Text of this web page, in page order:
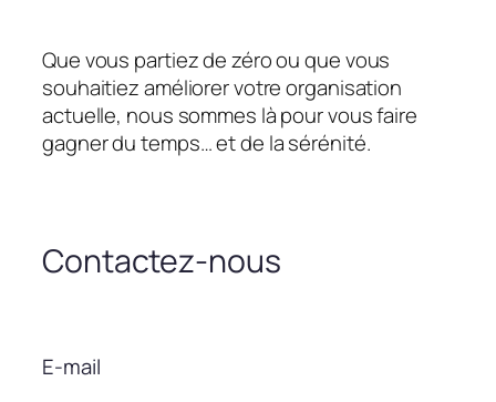
Que vous partiez de zéro ou que vous
souhaitiez améliorer votre organisation
actuelle, nous sommes là pour vous faire
gagner du temps… et de la sérénité.
Contactez-nous
E-mail